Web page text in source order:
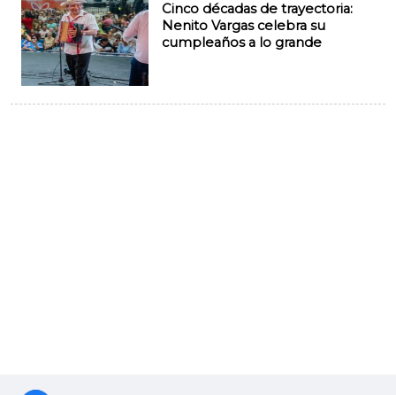
Cinco décadas de trayectoria:
Nenito Vargas celebra su
cumpleaños a lo grande